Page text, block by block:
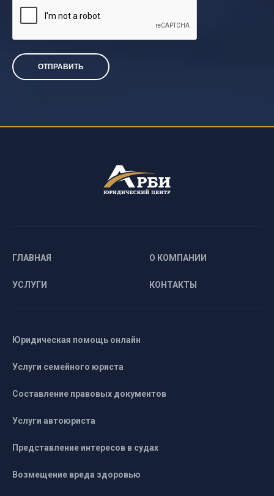
ОТПРАВИТЬ
ГЛАВНАЯ
УСЛУГИ
О КОМПАНИИ
КОНТАКТЫ
Юридическая помощь онлайн
Услуги семейного юриста
Составление правовых документов
Услуги автоюриста
Представление интересов в судах
Возмещение вреда здоровью